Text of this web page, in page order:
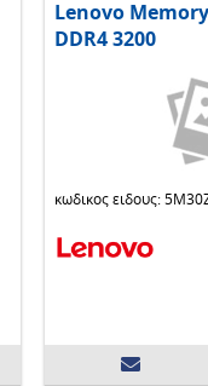
Lenovo
DDR4 3200
κωδικος ειδους: